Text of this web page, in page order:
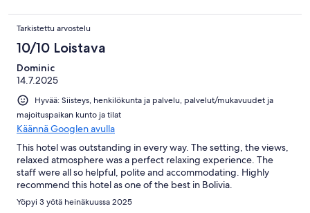
Tarkistettu arvostelu
10/10 Loistava
Dominic
14.7.2025
Hyvää: Siisteys, henkilökunta ja palvelu, palvelut/mukavuudet ja
majoituspaikan kunto ja tilat
Käännä Googlen avulla
This hotel was outstanding in every way. The setting, the views,
relaxed atmosphere was a perfect relaxing experience. The
staff were all so helpful, polite and accommodating. Highly
recommend this hotel as one of the best in Bolivia.
Yöpyi 3 yötä heinäkuussa 2025